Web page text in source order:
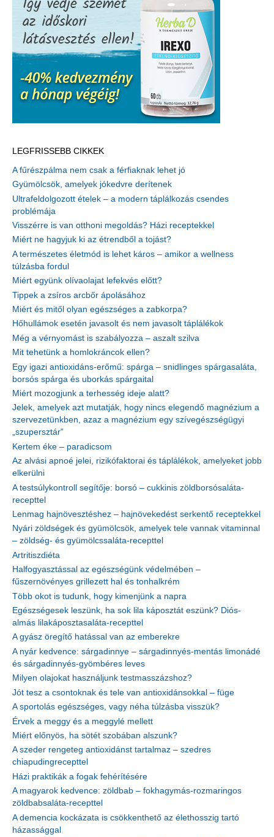
LEGFRISSEBB CIKKEK
A fűrészpálma nem csak a férfiaknak lehet jó
Gyümölcsök, amelyek jókedvre derítenek
Ultrafeldolgozott ételek – a modern táplálkozás csendes
problémája
Visszérre is van otthoni megoldás? Házi receptekkel
Miért ne hagyjuk ki az étrendből a tojást?
A természetes életmód is lehet káros – amikor a wellness
túlzásba fordul
Miért együnk olívaolajat lefekvés előtt?
Tippek a zsíros arcbőr ápolásához
Miért és mitől olyan egészséges a zabkorpa?
Hőhullámok esetén javasolt és nem javasolt táplálékok
Még a vérnyomást is szabályozza – aszalt szilva
Mit tehetünk a homlokráncok ellen?
Egy igazi antioxidáns-erőmű: spárga – snidlinges spárgasaláta,
borsós spárga és uborkás spárgaital
Miért mozogjunk a terhesség ideje alatt?
Jelek, amelyek azt mutatják, hogy nincs elegendő magnézium a
szervezetünkben, azaz a magnézium egy szívegészségügyi
„szupersztár”
Kertem éke – paradicsom
Az alvási apnoé jelei, rizikófaktorai és táplálékok, amelyeket jobb
elkerülni
A testsúlykontroll segítője: borsó – cukkinis zöldborsósaláta-
recepttel
Lenmag hajnövesztéshez – hajnövekedést serkentő receptekkel
Nyári zöldségek és gyümölcsök, amelyek tele vannak vitaminnal
– zöldség- és gyümölcssaláta-recepttel
Artritiszdiéta
Halfogyasztással az egészségünk védelmében –
fűszernövényes grillezett hal és tonhalkrém
Több okot is tudunk, hogy kimenjünk a napra
Egészségesek leszünk, ha sok lila káposztát eszünk? Diós-
almás lilakáposztasaláta-recepttel
A gyász öregítő hatással van az emberekre
A nyár kedvence: sárgadinnye – sárgadinnyés-mentás limonádé
és sárgadinnyés-gyömbéres leves
Milyen olajokat használjunk testmasszázshoz?
Jót tesz a csontoknak és tele van antioxidánsokkal – füge
A sportolás egészséges, vagy néha túlzásba visszük?
Érvek a meggy és a meggylé mellett
Miért előnyös, ha sötét szobában alszunk?
A szeder rengeteg antioxidánst tartalmaz – szedres
chiapudingrecepttel
Házi praktikák a fogak fehérítésére
A magyarok kedvence: zöldbab – fokhagymás-rozmaringos
zöldbabsaláta-recepttel
A demencia kockázata is csökkenthető az élethosszig tartó
házassággal